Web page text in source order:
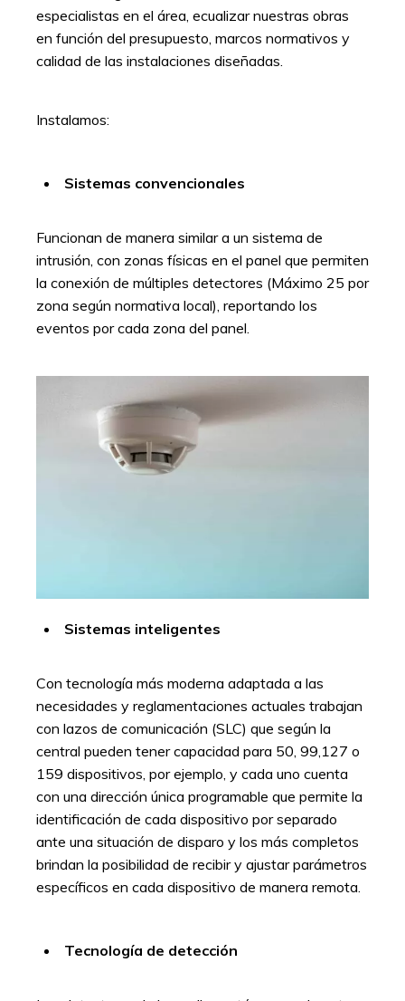
especialistas en el área, ecualizar nuestras obras
en función del presupuesto, marcos normativos y
calidad de las instalaciones diseñadas.
Instalamos:
Sistemas convencionales
Funcionan de manera similar a un sistema de
intrusión, con zonas físicas en el panel que permiten
la conexión de múltiples detectores (Máximo 25 por
zona según normativa local), reportando los
eventos por cada zona del panel.
Sistemas inteligentes
Con tecnología más moderna adaptada a las
necesidades y reglamentaciones actuales trabajan
con lazos de comunicación (SLC) que según la
central pueden tener capacidad para 50, 99,127 o
159 dispositivos, por ejemplo, y cada uno cuenta
con una dirección única programable que permite la
identificación de cada dispositivo por separado
ante una situación de disparo y los más completos
brindan la posibilidad de recibir y ajustar parámetros
específicos en cada dispositivo de manera remota.
Tecnología de detección